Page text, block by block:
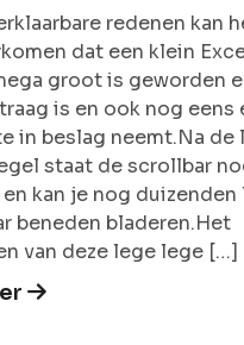
redenen kan
dat een klein
groot is geworden
is en ook nog eens
in beslag neemt.Na de
staat de scrollbar
en kan je nog duizenden
beneden bladeren.Het
van deze lege lege […]